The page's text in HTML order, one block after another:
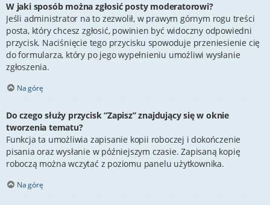
W jaki sposób można zgłosić posty moderatorowi?
Jeśli administrator na to zezwolił, w prawym górnym rogu treści
posta, który chcesz zgłosić, powinien być widoczny odpowiedni
przycisk. Naciśnięcie tego przycisku spowoduje przeniesienie cię
do formularza, który po jego wypełnieniu umożliwi wysłanie
zgłoszenia.
Na górę
Do czego służy przycisk “Zapisz” znajdujący się w oknie
tworzenia tematu?
Funkcja ta umożliwia zapisanie kopii roboczej i dokończenie
pisania oraz wysłanie w późniejszym czasie. Zapisaną kopię
roboczą można wczytać z poziomu panelu użytkownika.
Na górę